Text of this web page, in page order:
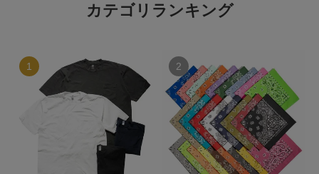
カテゴリランキング